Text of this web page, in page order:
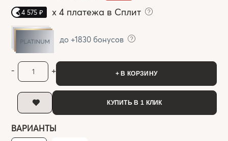
4 575 ₽ x 4 платежа в Сплит
до +1830 бонусов
- + + В КОРЗИНУ
КУПИТЬ В 1 КЛИК
ВАРИАНТЫ